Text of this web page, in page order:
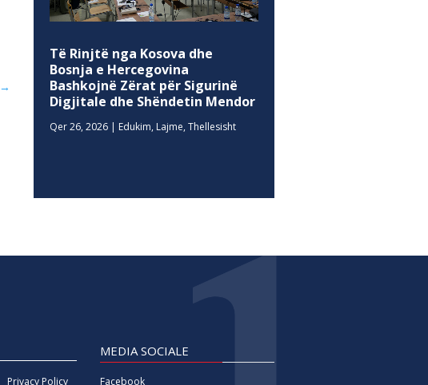
→
Të Rinjtë nga Kosova dhe
Bosnja e Hercegovina
Bashkojnë Zërat për Sigurinë
Digjitale dhe Shëndetin Mendor
Qer 26, 2026 | Edukim, Lajme,Thellesisht
Privacy Policy
MEDIA SOCIALE
Facebook